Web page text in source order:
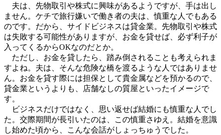
夫は、先物取引や株式に興味があるようですが、手は出し
ません。ケチで旅行嫌いで働き者の夫は、慎重な人でもある
のです。だから、サイドビジネスは貸金業。先物取引や株式
は失敗する可能性がありますが、お金を貸せば、必ず利子が
入ってくるからOKなのだとか。
ただし、お金を貸したら、踏み倒されることも考えられま
すよね。夫は、そんな危険な橋を渡るような人ではありませ
ん。お金を貸す際には担保として貴金属などを預かるので、
貸金業というよりも、店舗なしの質屋といったイメージで
す。
ビジネスだけではなく、思い返せば結婚にも慎重な人でし
た。交際期間が長引いたのは、この慎重さゆえ。結婚を意識
し始めた頃から、こんな会話がしょっちゅうでした。